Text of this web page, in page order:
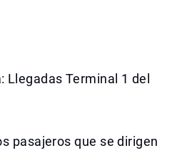
Llegadas Terminal 1 del
pasajeros que se dirigen